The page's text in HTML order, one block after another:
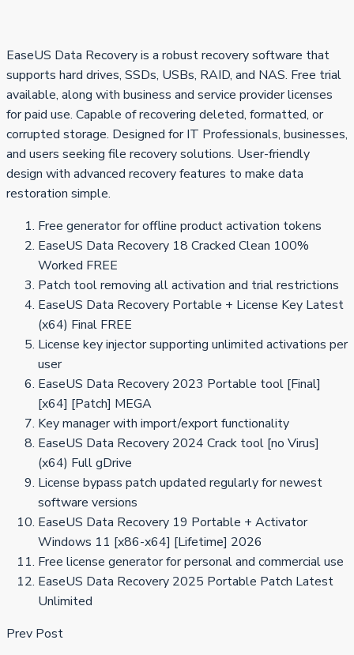
EaseUS Data Recovery is a robust recovery software that
supports hard drives, SSDs, USBs, RAID, and NAS. Free trial
available, along with business and service provider licenses
for paid use. Capable of recovering deleted, formatted, or
corrupted storage. Designed for IT Professionals, businesses,
and users seeking file recovery solutions. User-friendly
design with advanced recovery features to make data
restoration simple.
Free generator for offline product activation tokens
EaseUS Data Recovery 18 Cracked Clean 100%
Worked FREE
Patch tool removing all activation and trial restrictions
EaseUS Data Recovery Portable + License Key Latest
(x64) Final FREE
License key injector supporting unlimited activations per
user
EaseUS Data Recovery 2023 Portable tool [Final]
[x64] [Patch] MEGA
Key manager with import/export functionality
EaseUS Data Recovery 2024 Crack tool [no Virus]
(x64) Full gDrive
License bypass patch updated regularly for newest
software versions
EaseUS Data Recovery 19 Portable + Activator
Windows 11 [x86-x64] [Lifetime] 2026
Free license generator for personal and commercial use
EaseUS Data Recovery 2025 Portable Patch Latest
Unlimited
Prev Post